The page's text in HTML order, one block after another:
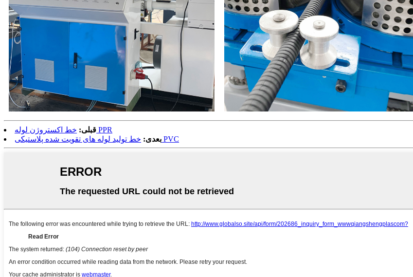
قبلی: خط اکستروژن لوله PPR
بعدی: خط تولید لوله های تقویت شده پلاستیکی PVC